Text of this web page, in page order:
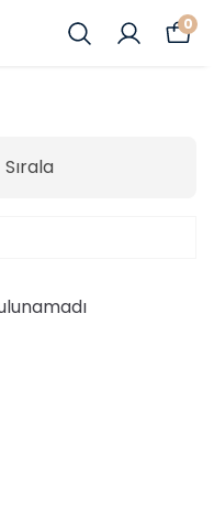
0
Sırala